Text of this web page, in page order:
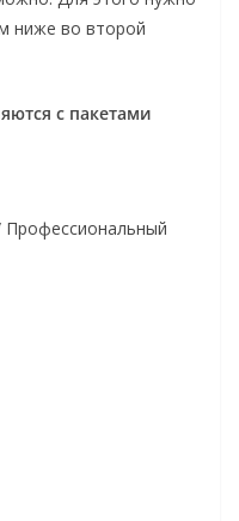
ниже во второй
с пакетами
Профессиональный